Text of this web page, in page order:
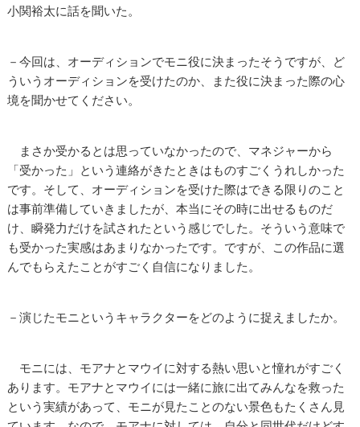
小関裕太に話を聞いた。
－今回は、オーディションでモニ役に決まったそうですが、ど
ういうオーディションを受けたのか、また役に決まった際の心
境を聞かせてください。
まさか受かるとは思っていなかったので、マネジャーから
「受かった」という連絡がきたときはものすごくうれしかった
です。そして、オーディションを受けた際はできる限りのこと
は事前準備していきましたが、本当にその時に出せるものだ
け、瞬発力だけを試されたという感じでした。そういう意味で
も受かった実感はあまりなかったです。ですが、この作品に選
んでもらえたことがすごく自信になりました。
－演じたモニというキャラクターをどのように捉えましたか。
モニには、モアナとマウイに対する熱い思いと憧れがすごく
あります。モアナとマウイには一緒に旅に出てみんなを救った
という実績があって、モニが見たことのない景色もたくさん見